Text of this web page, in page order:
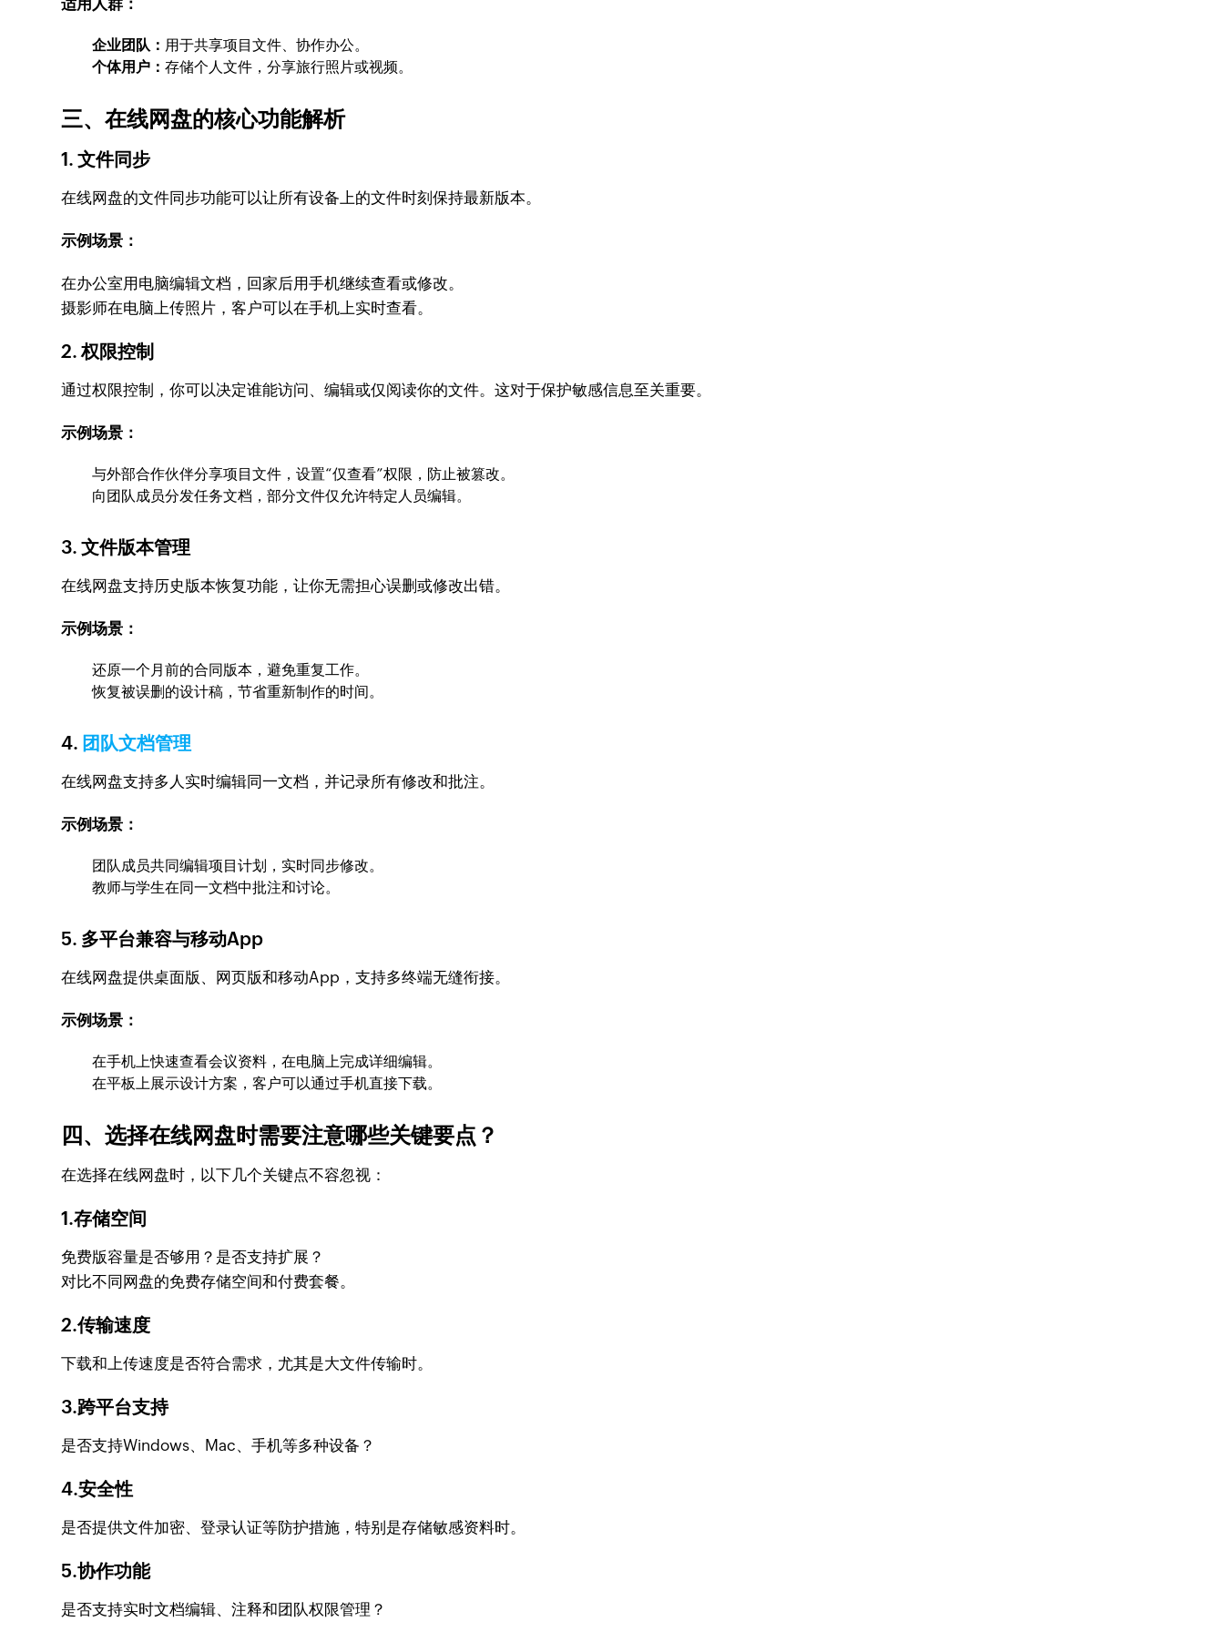
适用人群：
企业团队： 用于共享项目文件、协作办公。
个体用户：存储个人文件，分享旅行照片或视频。
三、在线网盘的核心功能解析
1. 文件同步
在线网盘的文件同步功能可以让所有设备上的文件时刻保持最新版本。
示例场景：
在办公室用电脑编辑文档，回家后用手机继续查看或修改。
摄影师在电脑上传照片，客户可以在手机上实时查看。
2. 权限控制
通过权限控制，你可以决定谁能访问、编辑或仅阅读你的文件。这对于保护敏感信息至关重要。
示例场景：
与外部合作伙伴分享项目文件，设置“仅查看”权限，防止被篡改。
向团队成员分发任务文档，部分文件仅允许特定人员编辑。
3. 文件版本管理
在线网盘支持历史版本恢复功能，让你无需担心误删或修改出错。
示例场景：
还原一个月前的合同版本，避免重复工作。
恢复被误删的设计稿，节省重新制作的时间。
4. 团队文档管理
在线网盘支持多人实时编辑同一文档，并记录所有修改和批注。
示例场景：
团队成员共同编辑项目计划，实时同步修改。
教师与学生在同一文档中批注和讨论。
5. 多平台兼容与移动App
在线网盘提供桌面版、网页版和移动App，支持多终端无缝衔接。
示例场景：
在手机上快速查看会议资料，在电脑上完成详细编辑。
在平板上展示设计方案，客户可以通过手机直接下载。
四、选择在线网盘时需要注意哪些关键要点？
在选择在线网盘时，以下几个关键点不容忽视：
1.存储空间
免费版容量是否够用？是否支持扩展？
对比不同网盘的免费存储空间和付费套餐。
2.传输速度
下载和上传速度是否符合需求，尤其是大文件传输时。
3.跨平台支持
是否支持Windows、Mac、手机等多种设备？
4.安全性
是否提供文件加密、登录认证等防护措施，特别是存储敏感资料时。
5.协作功能
是否支持实时文档编辑、注释和团队权限管理？